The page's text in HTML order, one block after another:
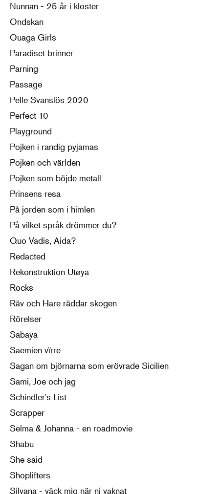
Nunnan - 25 år i kloster
Ondskan
Ouaga Girls
Paradiset brinner
Parning
Passage
Pelle Svanslös 2020
Perfect 10
Playground
Pojken i randig pyjamas
Pojken och världen
Pojken som böjde metall
Prinsens resa
På jorden som i himlen
På vilket språk drömmer du?
Quo Vadis, Aida?
Redacted
Rekonstruktion Utøya
Rocks
Räv och Hare räddar skogen
Rörelser
Sabaya
Saemien vïrre
Sagan om björnarna som erövrade Sicilien
Sami, Joe och jag
Schindler's List
Scrapper
Selma & Johanna - en roadmovie
Shabu
She said
Shoplifters
Silvana - väck mig när ni vaknat